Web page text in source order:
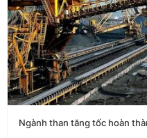
Ngành than tăng tốc hoàn